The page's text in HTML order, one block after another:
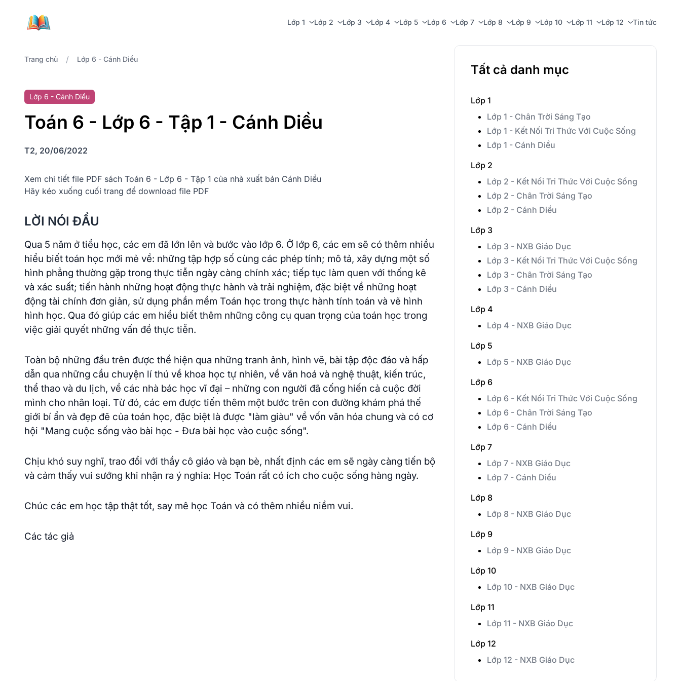
Lớp 1 Lớp 2 Lớp 3 Lớp 4 Lớp 5 Lớp 6 Lớp 7 Lớp 8 Lớp 9 Lớp 10 Lớp 11 Lớp 12 Tin tức
Trang chủ / Lớp 6 - Cánh Diều
Lớp 6 - Cánh Diều
Toán 6 - Lớp 6 - Tập 1 - Cánh Diều
T2, 20/06/2022
Xem chi tiết file PDF sách Toán 6 - Lớp 6 - Tập 1 của nhà xuất bản Cánh Diều
Hãy kéo xuống cuối trang để download file PDF
LỜI NÓI ĐẦU
Qua 5 năm ở tiểu học, các em đã lớn lên và bước vào lớp 6. Ở lớp 6, các em sẽ có thêm nhiều
hiểu biết toán học mới mẻ về: những tập hợp số cùng các phép tính; mô tả, xây dựng một số
hình phẳng thường gặp trong thực tiễn ngày càng chính xác; tiếp tục làm quen với thống kê
và xác suất; tiến hành những hoạt động thực hành và trải nghiệm, đặc biệt về những hoạt
động tài chính đơn giản, sử dụng phần mềm Toán học trong thực hành tính toán và vẽ hình
hình học. Qua đó giúp các em hiểu biết thêm những công cụ quan trọng của toán học trong
việc giải quyết những vấn đề thực tiễn.
Toàn bộ những đầu trên được thể hiện qua những tranh ảnh, hình vẽ, bài tập độc đáo và hấp
dẫn qua những cầu chuyện lí thú về khoa học tự nhiên, về văn hoá và nghệ thuật, kiến trúc,
thể thao và du lịch, về các nhà bác học vĩ đại – những con người đã cống hiến cả cuộc đời
mình cho nhân loại. Từ đó, các em được tiến thêm một bước trên con đường khám phá thế
giới bí ẩn và đẹp đẽ của toán học, đặc biệt là được "làm giàu" về vốn văn hóa chung và có cơ
hội "Mang cuộc sống vào bài học - Đưa bài học vào cuộc sống".
Chịu khó suy nghĩ, trao đổi với thầy cô giáo và bạn bè, nhất định các em sẽ ngày càng tiến bộ
và cảm thấy vui sướng khi nhận ra ý nghia: Học Toán rất có ích cho cuộc sống hàng ngày.
Chúc các em học tập thật tốt, say mê học Toán và có thêm nhiều niềm vui.
Các tác giả
Tất cả danh mục
Lớp 1
Lớp 1 - Chân Trời Sáng Tạo
Lớp 1 - Kết Nối Tri Thức Với Cuộc Sống
Lớp 1 - Cánh Diều
Lớp 2
Lớp 2 - Kết Nối Tri Thức Với Cuộc Sống
Lớp 2 - Chân Trời Sáng Tạo
Lớp 2 - Cánh Diều
Lớp 3
Lớp 3 - NXB Giáo Dục
Lớp 3 - Kết Nối Tri Thức Với Cuộc Sống
Lớp 3 - Chân Trời Sáng Tạo
Lớp 3 - Cánh Diều
Lớp 4
Lớp 4 - NXB Giáo Dục
Lớp 5
Lớp 5 - NXB Giáo Dục
Lớp 6
Lớp 6 - Kết Nối Tri Thức Với Cuộc Sống
Lớp 6 - Chân Trời Sáng Tạo
Lớp 6 - Cánh Diều
Lớp 7
Lớp 7 - NXB Giáo Dục
Lớp 7 - Cánh Diều
Lớp 8
Lớp 8 - NXB Giáo Dục
Lớp 9
Lớp 9 - NXB Giáo Dục
Lớp 10
Lớp 10 - NXB Giáo Dục
Lớp 11
Lớp 11 - NXB Giáo Dục
Lớp 12
Lớp 12 - NXB Giáo Dục